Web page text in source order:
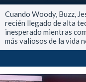
Cuando Woody, Buzz,
recién llegado de alta
inesperado mientras
más valiosos de la vida